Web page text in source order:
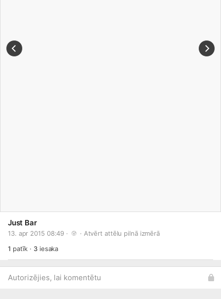
Just Bar
13. apr 2015 08:49 · · Atvērt attēlu pilnā izmērā
1 patīk · 3iesaka
Autorizējies, lai komentētu